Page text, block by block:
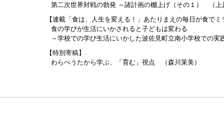
第二次世界対戦の勃発 ～諸計画の棚上げ（その１） （
【連載「食は、人生を変える！」あたりまえの毎日が食で
食の学びが生活にいかされると子どもは変わる
～学校での学び生活にいかした波佐見町立南小学校での実
【特別寄稿】
わらべうたから学ぶ、「育む」視点 （森川茉美）